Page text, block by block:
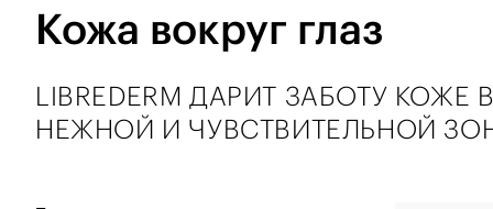
Кожа вокруг глаз
LIBREDERM ДАРИТ ЗАБОТУ
НЕЖНОЙ И ЧУВСТВИТЕЛЬНОЙ